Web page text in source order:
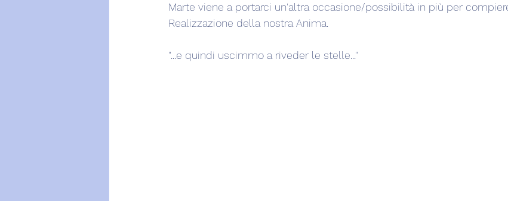
Marte viene a portarci un'altra occasione/possibilità in più per
Realizzazione della nostra Anima.
"...e quindi uscimmo a riveder le stelle..."